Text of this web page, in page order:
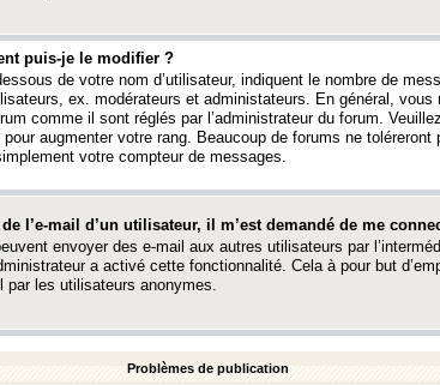
puis-je le modifier ?
de votre nom d’utilisateur, indiquent le nombre de
ex. modérateurs et administateurs. En général, vous
comme il sont réglés par l’administrateur du forum.
augmenter votre rang. Beaucoup de forums ne toléreront
votre compteur de messages.
l’e-mail d’un utilisateur, il m’est demandé de me
envoyer des e-mail aux autres utilisateurs par
a activé cette fonctionnalité. Cela à pour but
les utilisateurs anonymes.
Problèmes de publication